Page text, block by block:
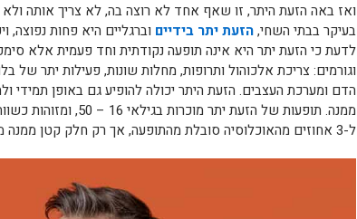
ואז באה הזעת היתר, זו שאף אחד לא רוצה בה, לא צריך אותה ולא
בעיקר בבתי השחי,הזעת יתר בידיים וברגליים היא פחות נפוצה,
לדעת כי הזעת יתר היא אינה תופעה נקודתית וחד פעמית אלא
וגורמים: צריכת אלכוהול ותרופות, מחלות שונות, פעילות יתר של
הדם ומערכת העצבים. הזעת היתר יכולה להופיע גם באופן תמידי
ל-3 אחוזים מהאוכלוסיה סובלת מהתופעה, אך רק חלק קטן ממנה מודע לכך.